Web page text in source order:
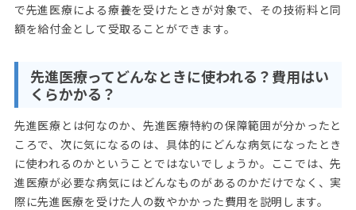
で先進医療による療養を受けたときが対象で、その技術料と同
額を給付金として受取ることができます。
先進医療ってどんなときに使われる？費用はい
くらかかる？
先進医療とは何なのか、先進医療特約の保障範囲が分かったと
ころで、次に気になるのは、具体的にどんな病気になったとき
に使われるのかということではないでしょうか。ここでは、先
進医療が必要な病気にはどんなものがあるのかだけでなく、実
際に先進医療を受けた人の数やかかった費用を説明します。